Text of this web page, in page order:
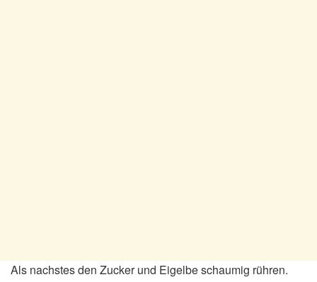
Als nachstes den Zucker und Eigelbe schaumig rühren.